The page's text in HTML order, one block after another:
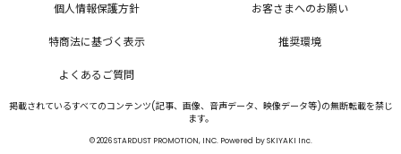
個人情報保護方針 お客さまへのお願い
特商法に基づく表示 推奨環境
よくあるご質問
掲載されているすべてのコンテンツ(記事、画像、音声データ、映像データ等)の無断転載を禁じ
ます。
© 2026 STARDUST PROMOTION, INC. Powered bySKIYAKI Inc.